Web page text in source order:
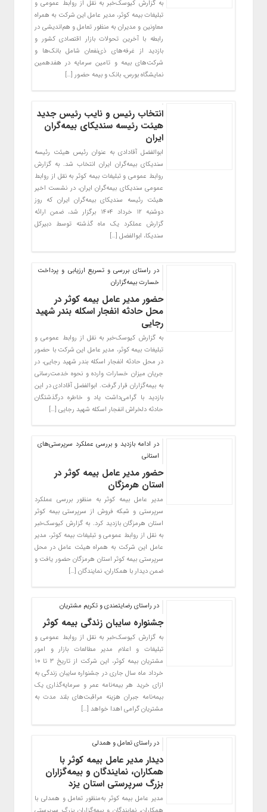
به گزارش کیوسک‌خبر به نقل از روابط عمومی و
تبلیغات بیمه کوثر، مدیر عامل این شرکت به همراه
معاونین و مدیران به منظور تعامل و هم‌اندیشی در
رابطه با آخرین تحولات بازار اقتصادی کشور و
بازدید از غرفه‌های ذی‌نفعان شامل بانک‌ها و
شرکت‌های بیمه و تامین سرمایه در هفدهمین
نمایشگاه بورس، بانک و بیمه حضور […]
انتخاب رئیس و نایب‌ رئیس جدید
هیئت‌ رئیسه سندیکای بیمه‌گران
ایران
ابوالفضل آقادادی به عنوان رئیس هیئت رئیسه
سندیکای بیمه‌گران ایران انتخاب شد. به گزارش
روابط عمومی و تبلیغات بیمه کوثر به نقل از روابط
عمومی سندیکای بیمه‌گران ایران، در نشست اخیر
هیئت‌ رئیسه سندیکای بیمه‌گران ایران که روز
دوشنبه ۱۲ خرداد ۱۴۰۴ برگزار شد، ضمن ارائه
گزارش عملکرد یک ماه گذشته توسط دبیرکل
سندیکا، ابوالفضل […]
در راستای بررسی و تسریع ارزیابی و‌ پرداخت
خسارت بیمه‌گزاران
حضور مدیر عامل بیمه کوثر در
محل حادثه انفجار اسکله بندر شهید
رجایی
به گزارش کیوسک‌خبر به نقل از روابط عمومی و
تبلیغات بیمه کوثر، مدیر عامل این شرکت با حضور
در محل حادثه انفجار اسکله بندر شهید رجایی، در
جریان میزان خسارات وارده و نحوه خدمت‌رسانی
به بیمه‌گزاران قرار گرفت. ابوالفضل آقادادی در این
بازدید با گرامی‌داشت یاد و خاطره درگذشتگان
حادثه دلخراش انفجار اسکله شهید رجایی […]
در ادامه بازدید و بررسی عملکرد سرپرستی‌های
استانی
حضور مدیر عامل بیمه کوثر در
استان هرمزگان
مدیر عامل بیمه کوثر به منظور بررسی عملکرد
سرپرستی و شبکه فروش از سرپرستی بیمه کوثر
استان هرمزگان بازدید کرد. به گزارش کیوسک‌خبر
به نقل از روابط عمومی و تبلیغات بیمه کوثر، مدیر
عامل این شرکت به همراه هیئت عامل در محل
سرپرستی بیمه کوثر استان هرمزگان حضور یافت و
ضمن دیدار با همکاران، نمایندگان […]
در راستای رضایتمندی و تکریم مشتریان
جشنواره سایبان زندگی بیمه کوثر
به گزارش کیوسک‌خبر به نقل از روابط عمومی و
تبلیغات و اعلام مدیر مطالعات بازار و امور
مشتریان بیمه کوثر، این شرکت از تاریخ ۳ تا ۱۰
خرداد ماه سال جاری در جشنواره سایبان زندگی به
ازای خرید هر بیمه‌نامه عمر و سرمایه‌گذاری یک
بیمه‌نامه جبران هزینه مراقبت‌های بلند مدت به
مشتریان گرامی اهدا خواهد […]
در راستای تعامل و همدلی
دیدار مدیر عامل بیمه کوثر با
همکاران، نمایندگان و بیمه‌گزاران
بزرگ سرپرستی استان یزد
مدیر عامل بیمه کوثر به‌منظور تعامل و همدلی با